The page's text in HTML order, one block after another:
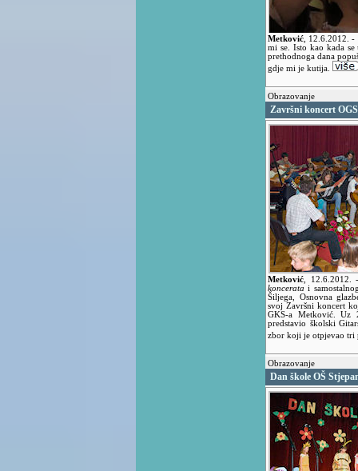
Metković 12.6.2012.-
mi se. Isto kao kada
prethodnoga dana
gdje mi je kutija.
Obrazovanje
Završni koncert
Metković 12.6.2012.
koncerata i
Šiljega, Osnovna
svoj Završni koncert
GKS-a Metković. Uz
predstavio školski
zbor koji je otpjevao tri
Obrazovanje
Dan škole OŠ